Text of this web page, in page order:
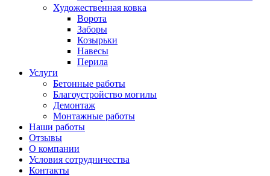
Художественная ковка
Ворота
Заборы
Козырьки
Навесы
Перила
Услуги
Бетонные работы
Благоустройство могилы
Демонтаж
Монтажные работы
Наши работы
Отзывы
О компании
Условия сотрудничества
Контакты